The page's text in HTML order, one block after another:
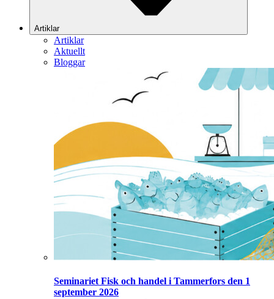
Artiklar
Artiklar
Aktuellt
Bloggar
Seminariet Fisk och handel i Tammerfors den 1
september 2026